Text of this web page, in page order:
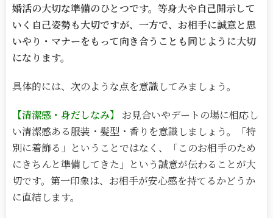
婚活の大切な準備のひとつです。等身大や自己開示して
いく自己姿勢も大切ですが、一方で、お相手に誠意と思
いやり・マナーをもって向き合うことも同じように大切
になります。
具体的には、次のような点を意識してみましょう。
【清潔感・身だしなみ】
お見合いやデートの場に相応し
い清潔感ある服装・髪型・香りを意識しましょう。「特
別に着飾る」ということではなく、「このお相手のため
にきちんと準備してきた」という誠意が伝わることが大
切です。第一印象は、お相手が安心感を持てるかどうか
に直結します。